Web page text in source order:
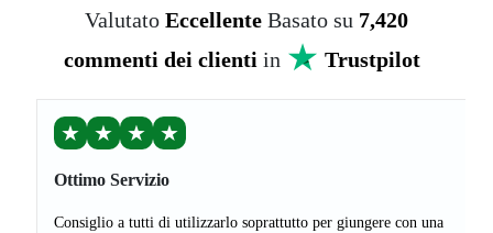
Valutato Eccellente Basato su 7,420
commenti dei clienti in Trustpilot
★ ★ ★ ★
Ottimo Servizio
Consiglio a tutti di utilizzarlo soprattutto per giungere con una